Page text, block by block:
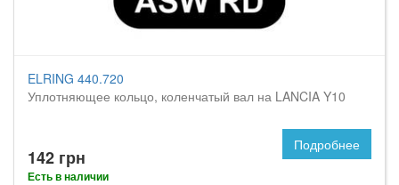
ELRING 440.720
Уплотняющее кольцо, коленчатый вал на LANCIA Y10
142 грн
Есть в наличии
Подробнее